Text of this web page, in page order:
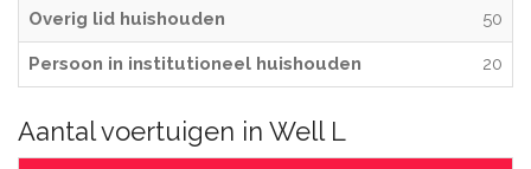
Overig lid huishouden 50
Persoon in institutioneel huishouden 20
Aantal voertuigen in Well L